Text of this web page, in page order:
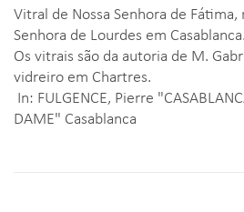
Vitral de Nossa Senhora de Fátima,
Senhora de Lourdes em Casablanca.
Os vitrais são da autoria de M.
vidreiro em Chartres.
In: FULGENCE, Pierre
DAME" Casablanca